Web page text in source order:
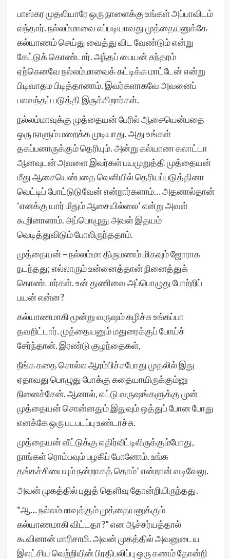
பாஸ்கர முதலியாரே ஒரு நாளைக்கு உங்கள் அப்பாவிடம்
வந்தார். நல்லம்மாவை எப்படியாவது முத்தையனுக்கே
கல்யாணம் செய்து வைத்து விட வேண்டும் என்று
கேட்டுக் கொண்டார். அந்தப் பையன் சுந்தரம்
ஏற்கெனவே நல்லம்மாவைக் கட்டிக்க மாட்டேன் என்று
பிடிவாதம பிடித்தானாம். இவர்களாகவே அவனைப்
பலவந்தப் படுத்தி இருக்கிறார்கள்.
நல்லம்மாவுக்கு முத்தையன் பேரில் ஆசையென்பதை
ஒரு நாளும் மறைக்க முடியாது. அது உங்கள்
தகப்பனாருக்கும் தெரியும். அன்று கல்யாண கலாட்டா
ஆனவுடன் அவளை இவர்கள் பயமுறுத்தி முத்தையன்
மீது ஆசையென்பதை வெளியில் தெரியப்படுத்தினா
வெட்டிப் போட்டுடுவேன் என்றார்களாம்… அதனால்தான்
‘எனக்கு யார் மீதும் ஆசையில்லை’ என்று அவள்
கூறினாளாம். அப்பொழுது அவள் இதயம்
வெடித்துவிடும் போலிருந்ததாம்.
முத்தையன் – நல்லம்மா திருமணம் மிகவும் ஜோராக
நடந்தது; எல்லாரும் உன்னைத்தான் நினைத்துக்
கொண்டார்கள். உன் துணிவை அப்பொழுது போற்றிப்
பயன் என்ன?
கல்யாணமாகி மூன்று வருஷம் கழிச்சு உங்கப்பா
தவறிட்டார். முத்தையனும் மதுரைக்குப் போய்ச்
சேர்ந்தான். இரண்டு குழந்தைகள்,
நீங்க கதை சொல்ல ஆரம்பிச்சபோது முதலில் இது
ஏதாவது பொழுது போக்கு கதையாயிருக்கும்னு
நினைச்சேன். ஆனால், எட்டு வருஷங்களுக்கு முன்
முத்தையன் சொன்னதும் இதுவும் ஒத்துப் போன போது
எனக்கே ஒரு படபடப்பு உண்டாச்சு.
முத்தையன் வீட்டுக்கு எதிர்வீட்டிலிருக்கும்போது,
நாங்கள் ரொம்பவும் பழகிப் போனோம். உங்க
தங்கச்சியையும் நன்றாகத் தொம்’ என்றான் வடிவேலு.
அவன் முகத்தில் புதுத் தெளிவு தோன்றியிருந்தது.
“ஆ… நல்லம்மாவுக்கும் முத்தையனுக்கும்
கல்யாணமாகி விட்டதா?” என ஆச்சர்யத்தால்
கூவினான் மாரிசாமி. அவன் முகத்தில் அவனுடைய
இலட்சிய வெற்றியின் பிரதிபலிப்பு ஒரு கணம் தோன்றி